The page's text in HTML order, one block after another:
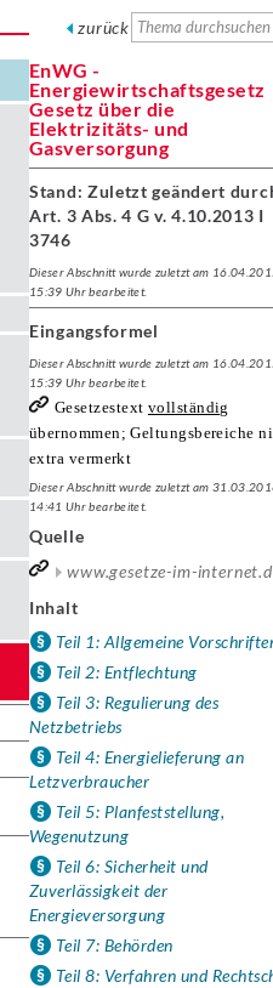
zurück
EnWG -
Energiewirtschaftsgesetz
Gesetz über die
Elektrizitäts- und
Gasversorgung
Stand: Zuletzt geändert
Art. 3 Abs. 4 G v. 4.10.2013 I
3746
Dieser Abschnitt wurde zuletzt am
15:39 Uhr bearbeitet.
Eingangsformel
Dieser Abschnitt wurde zuletzt am
15:39 Uhr bearbeitet.
Gesetzestext vollständig
übernommen; Geltungsbereiche
extra vermerkt
Dieser Abschnitt wurde zuletzt am
14:41 Uhr bearbeitet.
Quelle
www.gesetze-im-
Inhalt
Teil 1: Allgemeine
Teil 2: Entflechtung
Teil 3: Regulierung des
Netzbetriebs
Teil 4: Energielieferung an
Letzverbraucher
Teil 5: Planfeststellung,
Wegenutzung
Teil 6: Sicherheit und
Zuverlässigkeit der
Energieversorgung
Teil 7: Behörden
Teil 8: Verfahren und